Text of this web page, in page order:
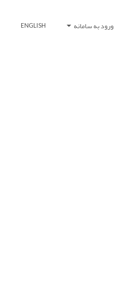
ورود به سامانه ENGLISH